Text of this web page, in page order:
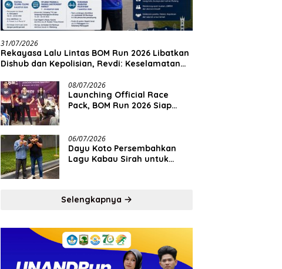
31/07/2026
Rekayasa Lalu Lintas BOM Run 2026 Libatkan
Dishub dan Kepolisian, Revdi: Keselamatan
08/07/2026
Launching Official Race
Pack, BOM Run 2026 Siap
06/07/2026
Dayu Koto Persembahkan
Lagu Kabau Sirah untuk
Selengkapnya